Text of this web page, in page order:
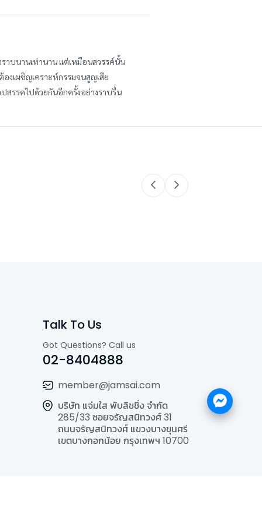
าบนานเท่านาน แต่เหมือนสวรรค์นั้น
งเผชิญเคราะห์กรรมจนสูญเสีย
สรรคไปด้วยกันอีกครั้งอย่างราบรื่น
Talk To Us
Got Questions? Call us
02-8404888
member@jamsai.com
บริษัท แจ่มใส พับลิชชิ่ง จำกัด
285/33 ซอยจรัญสนิทวงศ์ 31
ถนนจรัญสนิทวงศ์ แขวงบางขุนศรี
เขตบางกอกน้อย กรุงเทพฯ 10700